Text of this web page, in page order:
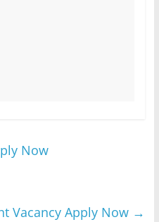
Now
Vacancy Apply Now →